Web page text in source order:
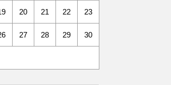
20 21 22 23
27 28 29 30